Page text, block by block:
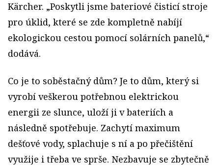
Kärcher. „Poskytli jsme bateriové čisticí stroje
pro úklid, které se zde kompletně nabíjí
ekologickou cestou pomocí solárních panelů,“
dodává.
Co je to soběstačný dům? Je to dům, který si
vyrobí veškerou potřebnou elektrickou
energii ze slunce, uloží ji v bateriích a
následně spotřebuje. Zachytí maximum
dešťové vody, splachuje s ní a po přečištění
využije i třeba ve sprše. Nezbavuje se zbytečně